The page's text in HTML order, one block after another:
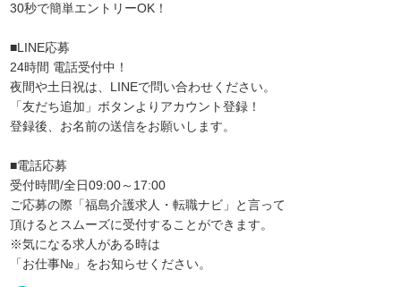
30秒で簡単エントリーOK！
■LINE応募
24時間 電話受付中！
夜間や土日祝は、LINEで問い合わせください。
「友だち追加」ボタンよりアカウント登録！
登録後、お名前の送信をお願いします。
■電話応募
受付時間/全日09:00～17:00
ご応募の際「福島介護求人・転職ナビ」と言って
頂けるとスムーズに受付することができます。
※気になる求人がある時は
「お仕事№」をお知らせください。